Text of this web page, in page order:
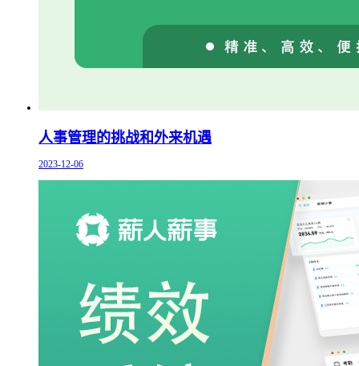
人事管理的挑战和外来机遇
2023-12-06